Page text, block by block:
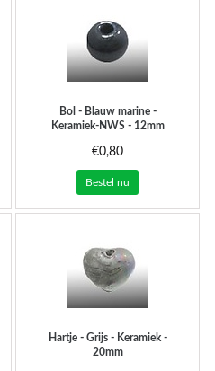
Bol - Blauw marine -
Keramiek-NWS - 12mm
€0,80
Bestel nu
Hartje - Grijs - Keramiek -
20mm